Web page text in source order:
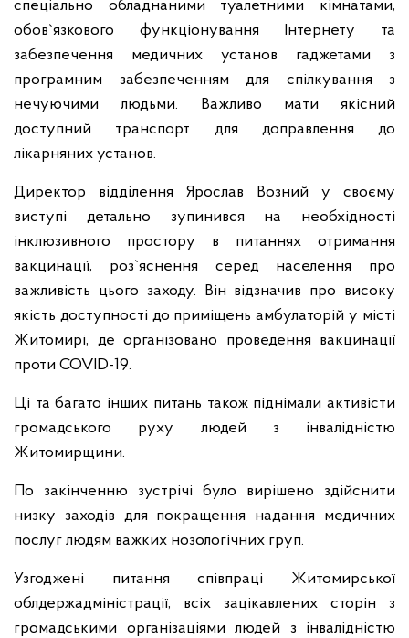
спеціально обладнаними туалетними кімнатами,
обов`язкового функціонування Інтернету та
забезпечення медичних установ гаджетами з
програмним забезпеченням для спілкування з
нечуючими людьми. Важливо мати якісний
доступний транспорт для доправлення до
лікарняних установ.
Директор відділення Ярослав Возний у своєму
виступі детально зупинився на необхідності
інклюзивного простору в питаннях отримання
вакцинації, роз`яснення серед населення про
важливість цього заходу. Він відзначив про високу
якість доступності до приміщень амбулаторій у місті
Житомирі, де організовано проведення вакцинації
проти COVID-19.
Ці та багато інших питань також піднімали активісти
громадського руху людей з інвалідністю
Житомирщини.
По закінченню зустрічі було вирішено здійснити
низку заходів для покращення надання медичних
послуг людям важких нозологічних груп.
Узгоджені питання співпраці Житомирської
облдержадміністрації, всіх зацікавлених сторін з
громадськими організаціями людей з інвалідністю